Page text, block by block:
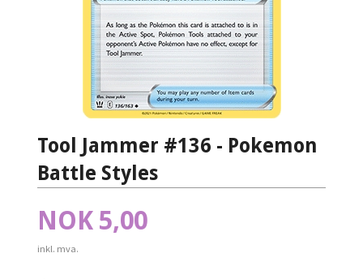
Tool Jammer #136 - Pokemon
Battle Styles
Pris
NOK 5,00
inkl. mva.